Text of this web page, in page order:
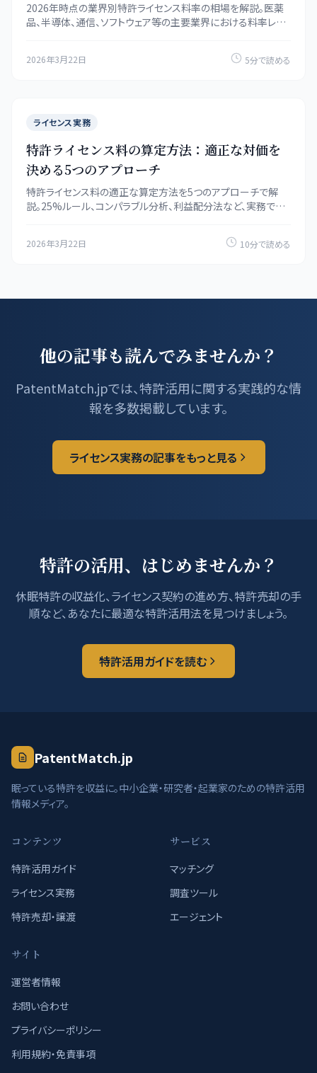
2026年時点の業界別特許ライセンス料率の相場を解説。医薬
品、半導体、通信、ソフトウェア等の主要業界における料率レン
2026年3月22日 5分で読める
ライセンス実務
特許ライセンス料の算定方法：適正な対価を
決める5つのアプローチ
特許ライセンス料の適正な算定方法を5つのアプローチで解
説。25%ルール、コンパラブル分析、利益配分法など、実務で使
2026年3月22日 10分で読める
他の記事も読んでみませんか？
PatentMatch.jpでは、特許活用に関する実践的な情
報を多数掲載しています。
ライセンス実務の記事をもっと見る
特許の活用、はじめませんか？
休眠特許の収益化、ライセンス契約の進め方、特許売却の手
順など、あなたに最適な特許活用法を見つけましょう。
特許活用ガイドを読む
PatentMatch.jp
眠っている特許を収益に。中小企業・研究者・起業家のための特許活用
情報メディア。
コンテンツ
特許活用ガイド
ライセンス実務
特許売却・譲渡
サービス
マッチング
調査ツール
エージェント
サイト
運営者情報
お問い合わせ
プライバシーポリシー
利用規約・免責事項